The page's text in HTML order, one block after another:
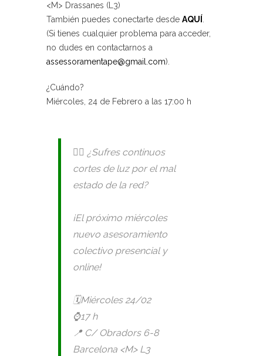
<M> Drassanes (L3)
También puedes conectarte desde AQUÍ .
(Si tienes cualquier problema para acceder,
no dudes en contactarnos a
assessoramentape@gmail.com).
¿Cuándo?
Miércoles, 24 de Febrero a las 17:00 h
🙋‍♀️ ¿Sufres continuos
cortes de luz por el mal
estado de la red?
¡El próximo miércoles
nuevo asesoramiento
colectivo presencial y
online!
🗓️Miércoles 24/02
⌚️17 h
📍 C/ Obradors 6-8
Barcelona <M> L3